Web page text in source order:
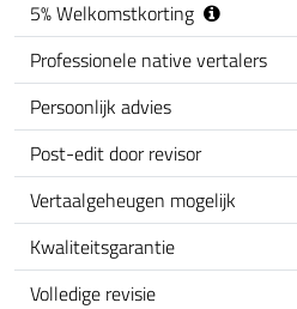
5%Welkomstkorting
Professionele native vertalers
Persoonlijk advies
Post-edit door revisor
Vertaalgeheugen mogelijk
Kwaliteitsgarantie
Volledige revisie